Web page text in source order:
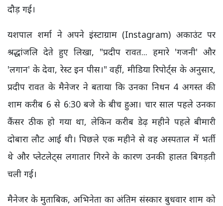
दौड़ गई।
यशपाल शर्मा ने अपने इंस्टाग्राम (Instagram) अकाउंट पर
श्रद्धांजलि देते हुए लिखा, "प्रदीप रावत... हमारे 'गजनी' और
'लगान' के देवा, रेस्ट इन पीस।" वहीं, मीडिया रिपोर्ट्स के अनुसार,
प्रदीप रावत के मैनेजर ने बताया कि उनका निधन 4 अगस्त की
शाम करीब 6 से 6:30 बजे के बीच हुआ। चार साल पहले उनका
कैंसर ठीक हो गया था, लेकिन करीब डेढ़ महीने पहले बीमारी
दोबारा लौट आई थी। पिछले एक महीने से वह अस्पताल में भर्ती
थे और प्लेटलेट्स लगातार गिरने के कारण उनकी हालत बिगड़ती
चली गई।
मैनेजर के मुताबिक, अभिनेता का अंतिम संस्कार बुधवार शाम को